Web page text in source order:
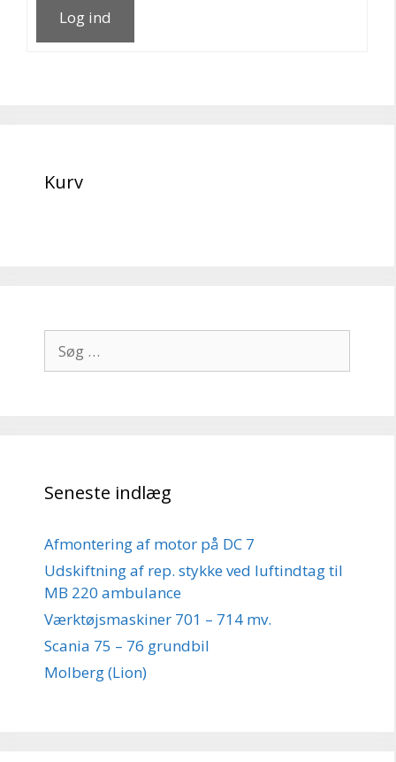
Log ind
Kurv
efter:
Seneste indlæg
Afmontering af motor på DC 7
Udskiftning af rep. stykke ved luftindtag til
MB 220 ambulance
Værktøjsmaskiner 701 – 714 mv.
Scania 75 – 76 grundbil
Molberg (Lion)